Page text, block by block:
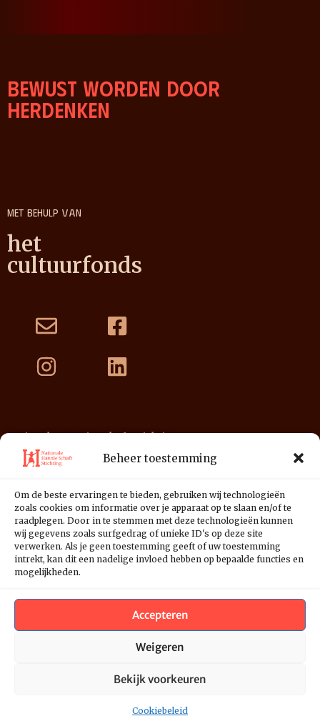
Beheer toestemming
Om de beste ervaringen te bieden, gebruiken wij technologieën
zoals cookies om informatie over je apparaat op te slaan en/of te
raadplegen. Door in te stemmen met deze technologieën kunnen
wij gegevens zoals surfgedrag of unieke ID's op deze site
verwerken. Als je geen toestemming geeft of uw toestemming
intrekt, kan dit een nadelige invloed hebben op bepaalde functies en
mogelijkheden.
Accepteren
Weigeren
Bekijk voorkeuren
Cookiebeleid
Bewust worden door
herdenken
Met behulp van
het
cultuurfonds
Nationale Hannie Schaft Stichting
Postbus 3178
2001 DD Haarlem
NL39 INGB 0676 1125 01
Copyright 2026 - Hannie Schaft Stichting